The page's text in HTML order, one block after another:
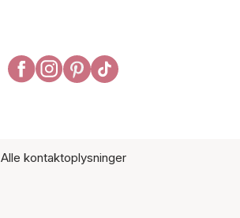
Alle kontaktoplysninger